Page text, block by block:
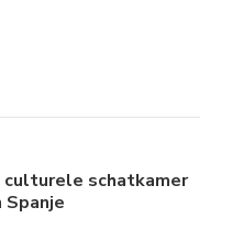
culturele schatkamer
Spanje